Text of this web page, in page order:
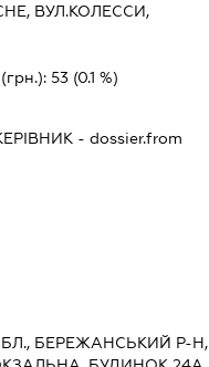
ВУЛ.КОЛЕССИ,
53(0.1 %)
- dossier.from
БЕРЕЖАНСЬКИЙ Р-Н,